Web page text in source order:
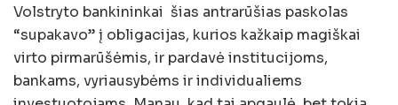
Volstryto bankininkai šias antrarūšias paskolas
“supakavo” į obligacijas, kurios kažkaip magiškai
virto pirmarūšėmis, ir pardavė institucijoms,
bankams, vyriausybėms ir individualiems